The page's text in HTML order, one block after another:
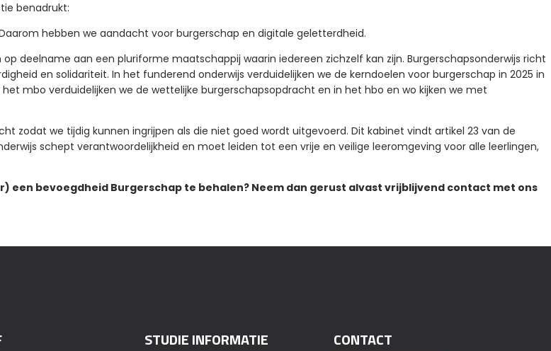
benadrukt:
hebben we aandacht voor burgerschap en digitale geletterdheid.
deelname aan een pluriforme maatschappij waarin iedereen zichzelf kan zijn. Burgerschapsonderwijs richt
en solidariteit. In het funderend onderwijs verduidelijken we de kerndoelen voor burgerschap in 2025 in
mbo verduidelijken we de wettelijke burgerschapsopdracht en in het hbo en wo kijken we met
zodat we tijdig kunnen ingrijpen als die niet goed wordt uitgevoerd. Dit kabinet vindt artikel 23 van de
schept verantwoordelijkheid en moet leiden tot een vrije en veilige leeromgeving voor alle leerlingen,
een bevoegdheid Burgerschap te behalen? Neem dan gerust alvast vrijblijvend contact met ons
STUDIE INFORMATIE CONTACT